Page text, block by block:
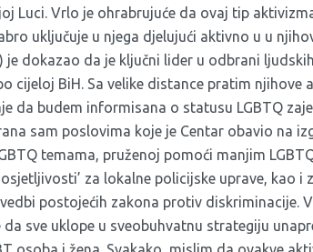
Luci. Vrlo je ohrabrujuće da ovaj tip
uključuje u njega djelujući aktivno u u
je dokazao da je ključni lider u odbrani
cijeloj BiH. Sa velike distance pratim njihove
da budem informisana o statusu LGBTQ
sam poslovima koje je Centar obavio na
temama, pruženoj pomoći manjim
za lokalne policijske uprave, kao i
postojećih zakona protiv diskriminacije.
sve uklope u sveobuhvatnu strategiju